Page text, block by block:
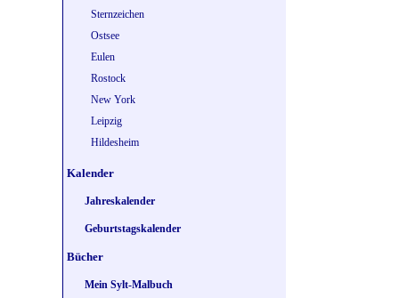
Sternzeichen
Ostsee
Eulen
Rostock
New York
Leipzig
Hildesheim
Kalender
Jahreskalender
Geburtstagskalender
Bücher
Mein Sylt-Malbuch